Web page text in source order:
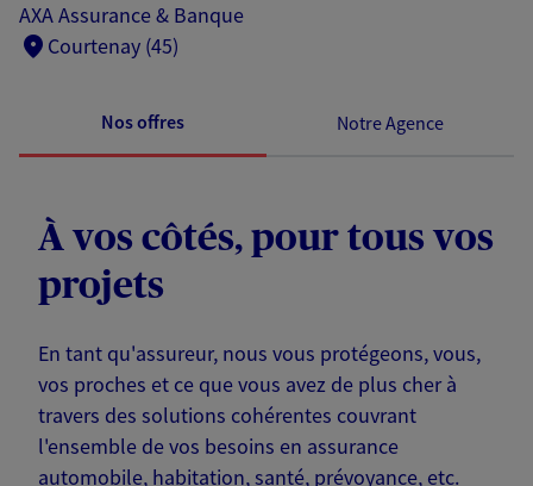
AXA Assurance & Banque
Courtenay (45)
Nos offres Notre Agence
À vos côtés, pour tous vos
projets
En tant qu'assureur, nous vous protégeons, vous,
vos proches et ce que vous avez de plus cher à
travers des solutions cohérentes couvrant
l'ensemble de vos besoins en assurance
automobile, habitation, santé, prévoyance, etc.